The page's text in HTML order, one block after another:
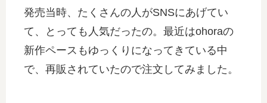
発売当時、たくさんの人がSNSにあげてい
て、とっても人気だったの。最近はohoraの
新作ペースもゆっくりになってきている中
で、再販されていたので注文してみました。